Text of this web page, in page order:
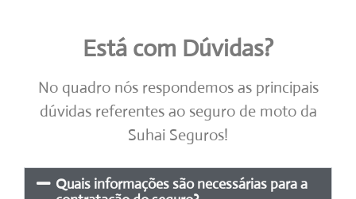
Está com Dúvidas?
No quadro nós respondemos as principais
dúvidas referentes ao seguro de moto da
Suhai Seguros!
Quais informações são necessárias para a